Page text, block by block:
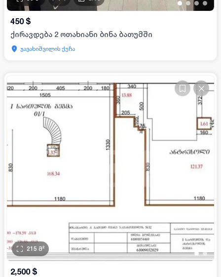
• • • •
450 $
ქირავდება 2 ოთახიანი ბინა ბათუმში
ჯავახიშვილის ქუჩა
••
215 მ²
2,500 $